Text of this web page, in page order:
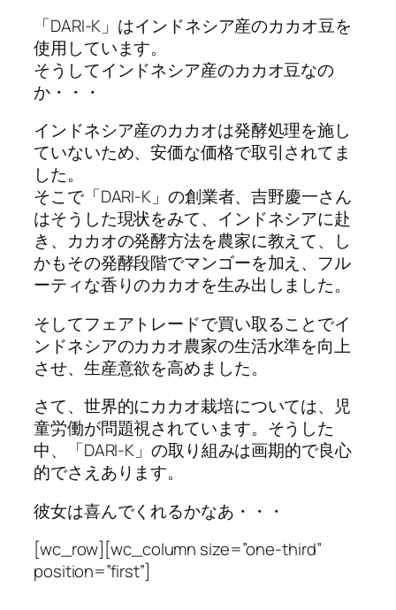
「DARI-K」はインドネシア産のカカオ豆を
使用しています。
そうしてインドネシア産のカカオ豆なの
か・・・
インドネシア産のカカオは発酵処理を施し
ていないため、安価な価格で取引されてま
した。
そこで「DARI-K」の創業者、吉野慶一さん
はそうした現状をみて、インドネシアに赴
き、カカオの発酵方法を農家に教えて、し
かもその発酵段階でマンゴーを加え、フル
ーティな香りのカカオを生み出しました。
そしてフェアトレードで買い取ることでイ
ンドネシアのカカオ農家の生活水準を向上
させ、生産意欲を高めました。
さて、世界的にカカオ栽培については、児
童労働が問題視されています。そうした
中、「DARI-K」の取り組みは画期的で良心
的でさえあります。
彼女は喜んでくれるかなあ・・・
[wc_row][wc_column size=”one-third”
position=”first”]